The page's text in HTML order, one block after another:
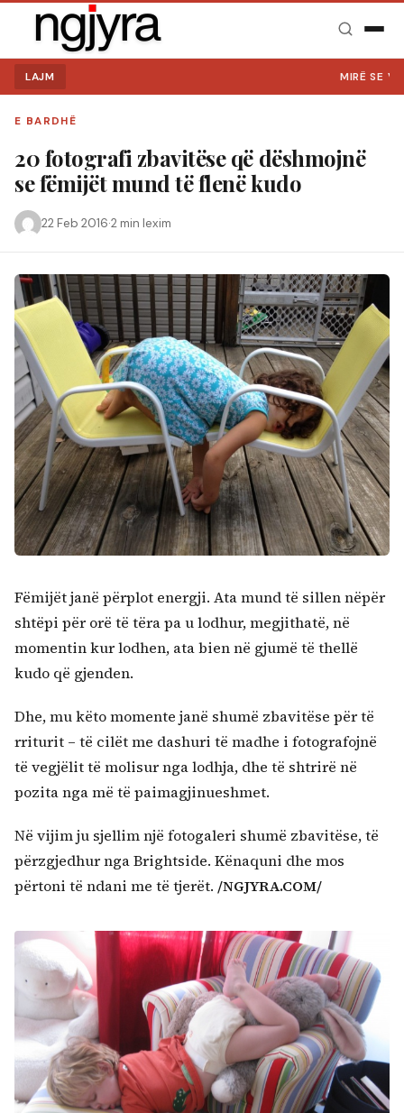
LAJM MIRË SE VINI NË
E BARDHË
20 fotografi zbavitëse që dëshmojnë
se fëmijët mund të flenë kudo
22 Feb 2016·2 min lexim
Fëmijët janë përplot energji. Ata mund të sillen nëpër
shtëpi për orë të tëra pa u lodhur, megjithatë, në
momentin kur lodhen, ata bien në gjumë të thellë
kudo që gjenden.
Dhe, mu këto momente janë shumë zbavitëse për të
rriturit – të cilët me dashuri të madhe i fotografojnë
të vegjëlit të molisur nga lodhja, dhe të shtrirë në
pozita nga më të paimagjinueshmet.
Në vijim ju sjellim një fotogaleri shumë zbavitëse, të
përzgjedhur nga Brightside. Kënaquni dhe mos
përtoni të ndani me të tjerët. /NGJYRA.COM/